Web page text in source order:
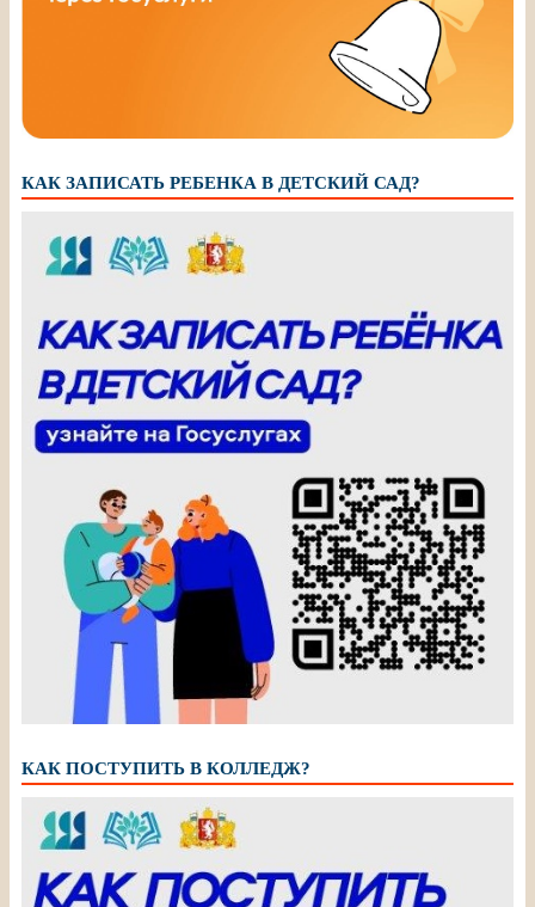
КАК ЗАПИСАТЬ РЕБЕНКА В ДЕТСКИЙ САД?
КАК ПОСТУПИТЬ В КОЛЛЕДЖ?